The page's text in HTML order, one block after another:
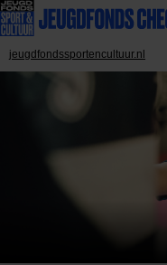
jeugdfondssportencultuur.nl